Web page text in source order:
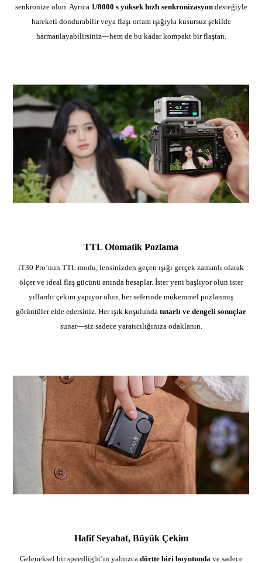
senkronize olun. Ayrıca 1/8000 s yüksek hızlı senkronizasyondesteğiyle
hareketi dondurabilir veya flaşı ortam ışığıyla kusursuz şekilde
harmanlayabilirsiniz—hem de bu kadar kompakt bir flaştan.
TTL Otomatik Pozlama
iT30 Pro’nun TTL modu, lensinizden geçen ışığı gerçek zamanlı olarak
ölçer ve ideal flaş gücünü anında hesaplar. İster yeni başlıyor olun ister
yıllardır çekim yapıyor olun, her seferinde mükemmel pozlanmış
görüntüler elde edersiniz. Her ışık koşulunda tutarlı ve dengeli sonuçlar
sunar—siz sadece yaratıcılığınıza odaklanın.
Hafif Seyahat, Büyük Çekim
Geleneksel bir speedlight’ın yalnızca dörtte biri boyutunda ve sadece